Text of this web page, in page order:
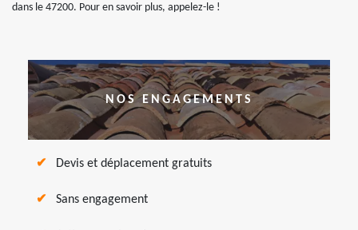
dans le 47200. Pour en savoir plus, appelez-le !
NOS ENGAGEMENTS
Devis et déplacement gratuits
Sans engagement